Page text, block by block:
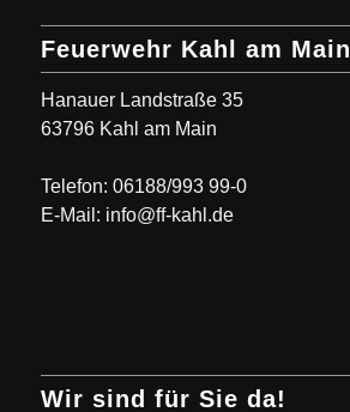
Feuerwehr Kahl am Main
Hanauer Landstraße 35
63796 Kahl am Main
Telefon: 06188/993 99-0
E-Mail: info@ff-kahl.de
Wir sind für Sie da!